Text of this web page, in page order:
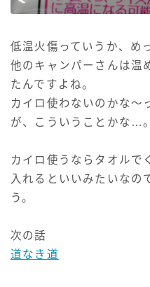
低温火傷っていうか、め
他のキャンパーさんは温
たんですよね。
カイロ使わないのかな～
が、こういうことかな…。
カイロ使うならタオルで
入れるといいみたいなの
う。
次の話
道なき道